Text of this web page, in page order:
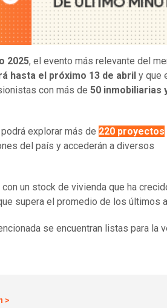
2025, el evento más relevante del
hasta el próximo 13 de abril y que
con más de 50 inmobiliarias
explorar más de 220 proyectos
del país y accederán a diversos
un stock de vivienda que ha
supera el promedio de los últimos
se encuentran listas para la
>